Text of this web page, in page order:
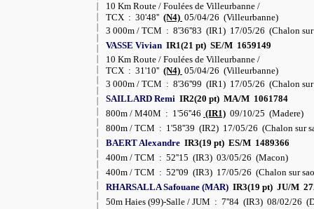
10 Km Route / Foulées de Villeurbanne /
TCX : 30'48'' (N4) 05/04/26 (Villeurbanne)
3 000m / TCM : 8'36''83 (IR1) 17/05/26 (Chalon sur
VASSE Vivian IR1(21 pt) SE/M 1659149
10 Km Route / Foulées de Villeurbanne /
TCX : 31'10'' (N4) 05/04/26 (Villeurbanne)
3 000m / TCM : 8'36''99 (IR1) 17/05/26 (Chalon sur
SAILLARD Remi IR2(20 pt) MA/M 1061784
800m / M40M : 1'56''46 (IR1) 09/10/25 (Madere)
800m / TCM : 1'58''39 (IR2) 17/05/26 (Chalon sur
BAERT Alexandre IR3(19 pt) ES/M 1489366
400m / TCM : 52''15 (IR3) 03/05/26 (Macon)
400m / TCM : 52''09 (IR3) 17/05/26 (Chalon sur
RHARSALLA Safouane (MAR) IR3(19 pt) JU/M
50m Haies (99)-Salle / JUM : 7''84 (IR3) 08/02/26